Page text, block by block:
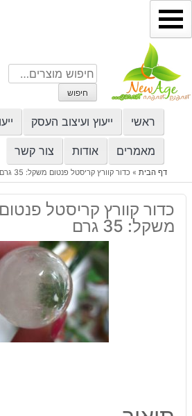
דילוג
לתוכן
חיפוש
עבור:
חיפוש
ראשי ייעוץ ועיצוב העסק
מאמרים אודות צור קשר
דף הבית» כדור קוורץ קריסטל פנטום משקל: 35 גרם
כדור קוורץ קריסטל פנטום
משקל: 35 גרם